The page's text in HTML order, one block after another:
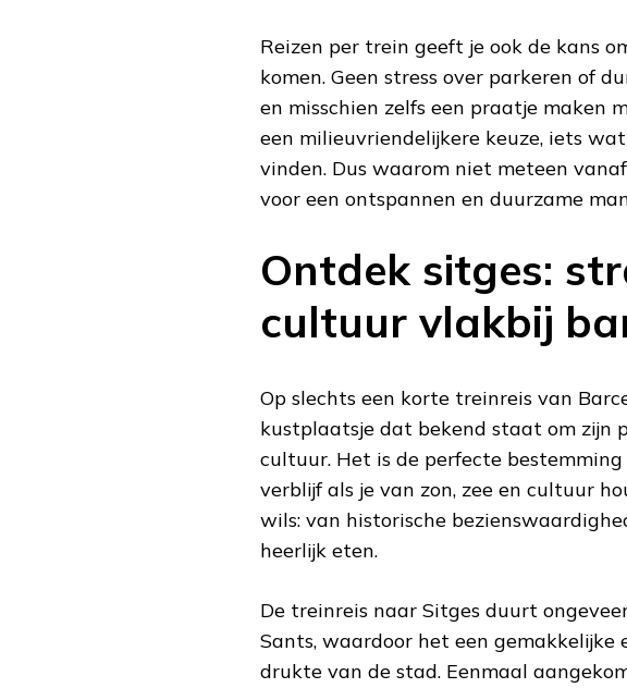
Reizen per trein geeft je ook de kans
komen. Geen stress over parkeren of
en misschien zelfs een praatje maken
een milieuvriendelijkere keuze, iets
vinden. Dus waarom niet meteen
voor een ontspannen en duurzame
Ontdek sitges:
cultuur vlakbij
Op slechts een korte treinreis van
kustplaatsje dat bekend staat om zijn
cultuur. Het is de perfecte
verblijf als je van zon, zee en cultuur
wils: van historische
heerlijk eten.
De treinreis naar Sitges duurt
Sants, waardoor het een
drukte van de stad. Eenmaal